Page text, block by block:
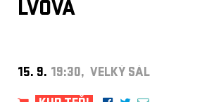
LVOVÁ
15. 9. 19:30, VELKÝ SÁL